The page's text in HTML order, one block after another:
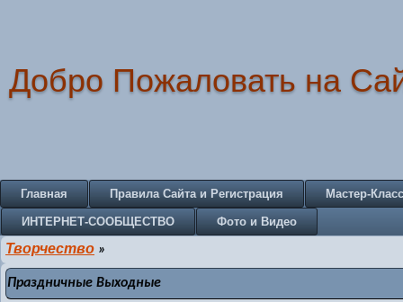
Добро Пожаловать на
Главная Правила Сайта и Регистрация Мастер-
ИНТЕРНЕТ-СООБЩЕСТВО Фото и Видео
Творчество »
Праздничные Выходные